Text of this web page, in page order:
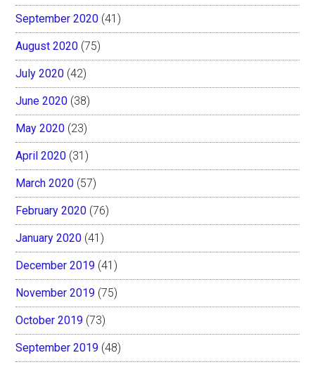
September 2020 (41)
August 2020 (75)
July 2020 (42)
June 2020 (38)
May 2020 (23)
April 2020 (31)
March 2020 (57)
February 2020 (76)
January 2020 (41)
December 2019 (41)
November 2019 (75)
October 2019 (73)
September 2019 (48)